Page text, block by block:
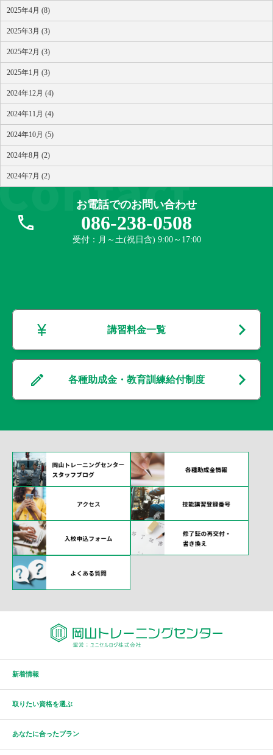
2025年4月 (8)
2025年3月 (3)
2025年2月 (3)
2025年1月 (3)
2024年12月 (4)
2024年11月 (4)
2024年10月 (5)
2024年8月 (2)
2024年7月 (2)
お電話でのお問い合わせ
086-238-0508
受付：月～土(祝日含) 9:00～17:00
講習料金一覧
各種助成金・教育訓練給付制度
新着情報
取りたい資格を選ぶ
あなたに合ったプラン